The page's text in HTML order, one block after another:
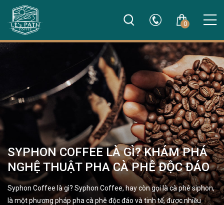
0
SYPHON COFFEE LÀ GÌ? KHÁM PHÁ
NGHỆ THUẬT PHA CÀ PHÊ ĐỘC ĐÁO
Syphon Coffee là gì? Syphon Coffee, hay còn gọi là cà phê siphon,
là một phương pháp pha cà phê độc đáo và tinh tế, được nhiều